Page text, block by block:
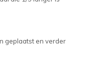
geplaatst en verder